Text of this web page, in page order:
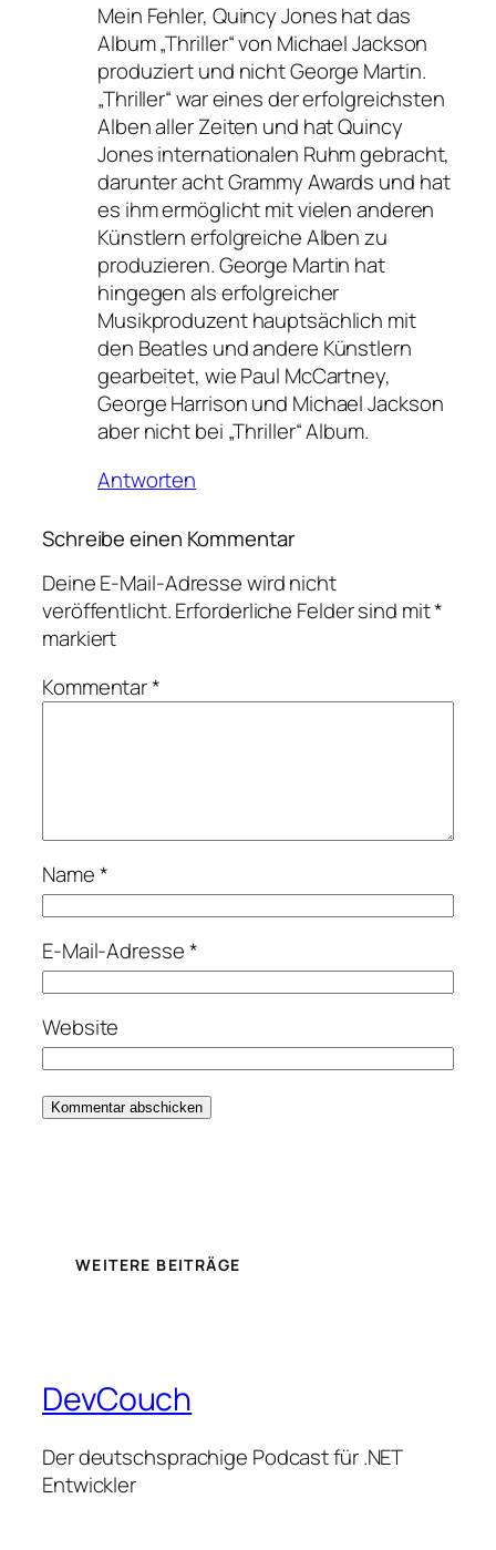
Mein Fehler, Quincy Jones hat das
Album „Thriller“ von Michael Jackson
produziert und nicht George Martin.
„Thriller“ war eines der erfolgreichsten
Alben aller Zeiten und hat Quincy
Jones internationalen Ruhm gebracht,
darunter acht Grammy Awards und hat
es ihm ermöglicht mit vielen anderen
Künstlern erfolgreiche Alben zu
produzieren. George Martin hat
hingegen als erfolgreicher
Musikproduzent hauptsächlich mit
den Beatles und andere Künstlern
gearbeitet, wie Paul McCartney,
George Harrison und Michael Jackson
aber nicht bei „Thriller“ Album.
Antworten
Schreibe einen Kommentar
Deine E-Mail-Adresse wird nicht
veröffentlicht.Erforderliche Felder sind mit*
markiert
Kommentar*
Name*
E-Mail-Adresse*
Website
WEITERE BEITRÄGE
DevCouch
Der deutschsprachige Podcast für .NET
Entwickler